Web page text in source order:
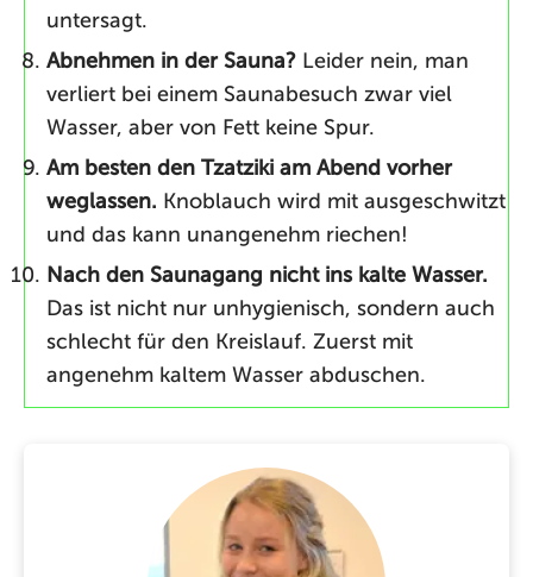
untersagt.
Abnehmen in der Sauna? Leider nein, man
verliert bei einem Saunabesuch zwar viel
Wasser, aber von Fett keine Spur.
Am besten den Tzatziki am Abend vorher
weglassen. Knoblauch wird mit ausgeschwitzt
und das kann unangenehm riechen!
Nach den Saunagang nicht ins kalte Wasser.
Das ist nicht nur unhygienisch, sondern auch
schlecht für den Kreislauf. Zuerst mit
angenehm kaltem Wasser abduschen.